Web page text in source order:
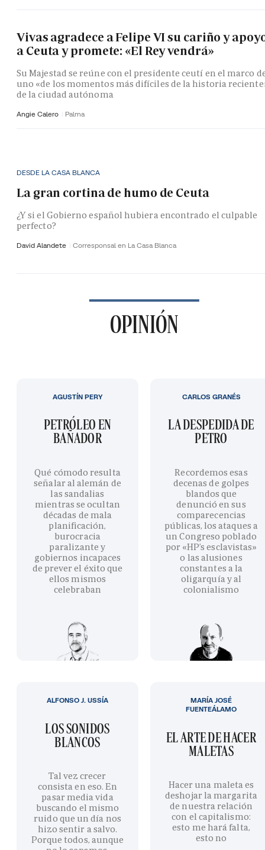
Vivas agradece a Felipe VI su cariño y
a Ceuta y promete: «El Rey vendrá»
Su Majestad se reúne con el presidente ceutí en el marco
uno «de los momentos más difíciles de la historia
de la ciudad autónoma
Angie Calero Palma
DESDE LA CASA BLANCA
La gran cortina de humo de Ceuta
¿Y si el Gobierno español hubiera encontrado el culpable
perfecto?
David Alandete Corresponsal en La Casa Blanca
OPINIÓN
PETRÓLEO EN
BAÑADOR
Qué cómodo resulta
señalar al alemán de
las sandalias
mientras se ocultan
décadas de mala
planificación,
burocracia
paralizante y
gobiernos incapaces
de prever el éxito que
ellos mismos
celebraban
AGUSTÍN PERY
LA DESPEDIDA DE
PETRO
Recordemos esas
decenas de golpes
blandos que
denunció en sus
comparecencias
públicas, los ataques a
un Congreso poblado
por «HP’s esclavistas»
o las alusiones
constantes a la
oligarquía y al
colonialismo
CARLOS GRANÉS
LOS SONIDOS
BLANCOS
Tal vez crecer
consista en eso. En
pasar media vida
buscando el mismo
ruido que un día nos
hizo sentir a salvo.
Porque todos, aunque
ALFONSO J. USSÍA
EL ARTE DE HACER
MALETAS
Hacer una maleta es
deshojar la margarita
de nuestra relación
con el capitalismo:
esto me hará falta,
esto no
MARÍA JOSÉ
FUENTEÁLAMO